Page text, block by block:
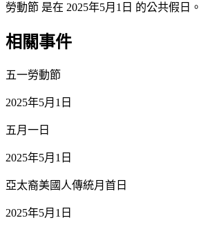
勞動節 是在 2025年5月1日 的公共假日。
相關事件
五一勞動節
2025年5月1日
五月一日
2025年5月1日
亞太裔美國人傳統月首日
2025年5月1日